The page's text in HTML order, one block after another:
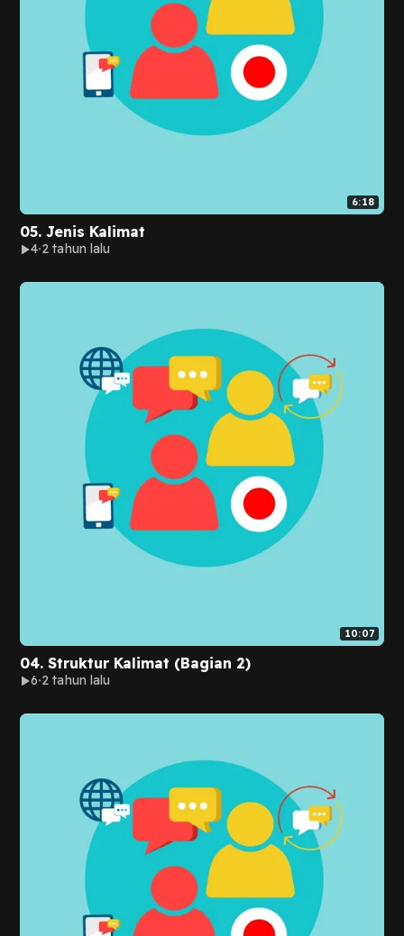
6:18
05. Jenis Kalimat
4 2 tahun lalu
10:07
04. Struktur Kalimat (Bagian 2)
6 2 tahun lalu